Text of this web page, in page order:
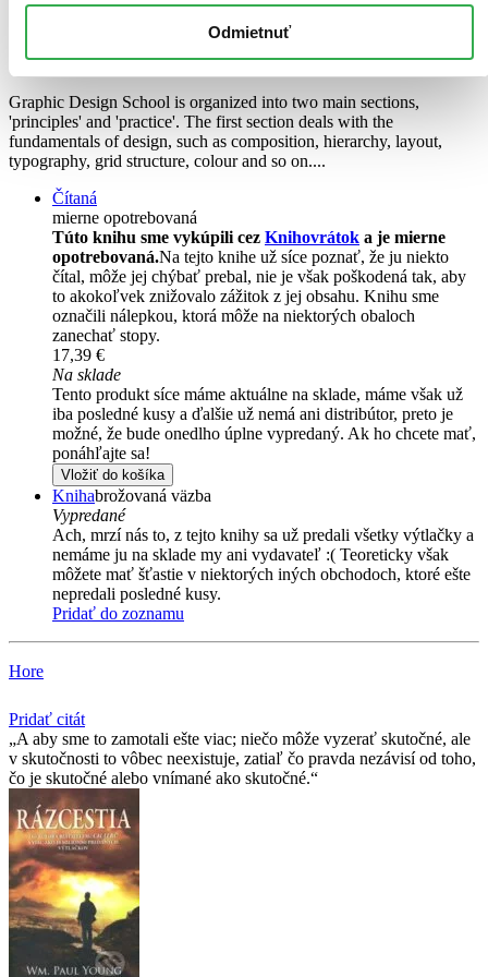
Odmietnuť
Sandra Stewart
Graphic Design School is organized into two main sections,
'principles' and 'practice'. The first section deals with the
fundamentals of design, such as composition, hierarchy, layout,
typography, grid structure, colour and so on....
Čítaná
mierne opotrebovaná
Túto knihu sme vykúpili cez Knihovrátok a je mierne
opotrebovaná.Na tejto knihe už síce poznať, že ju niekto
čítal, môže jej chýbať prebal, nie je však poškodená tak, aby
to akokoľvek znižovalo zážitok z jej obsahu. Knihu sme
označili nálepkou, ktorá môže na niektorých obaloch
zanechať stopy.
17,39 €
Na sklade
Tento produkt síce máme aktuálne na sklade, máme však už
iba posledné kusy a ďalšie už nemá ani distribútor, preto je
možné, že bude onedlho úplne vypredaný. Ak ho chcete mať,
ponáhľajte sa!
Vložiť do košíka
Knihabrožovaná väzba
Vypredané
Ach, mrzí nás to, z tejto knihy sa už predali všetky výtlačky a
nemáme ju na sklade my ani vydavateľ :( Teoreticky však
môžete mať šťastie v niektorých iných obchodoch, ktoré ešte
nepredali posledné kusy.
Pridať do zoznamu
Hore
Pridať citát
A aby sme to zamotali ešte viac; niečo môže vyzerať skutočné, ale
v skutočnosti to vôbec neexistuje, zatiaľ čo pravda nezávisí od toho,
čo je skutočné alebo vnímané ako skutočné.